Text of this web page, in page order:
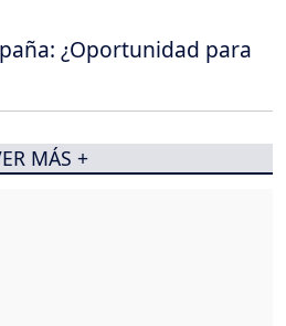
¿Oportunidad para
MÁS +